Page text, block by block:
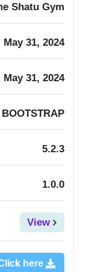
Shatu Gym
May 31, 2024
May 31, 2024
BOOTSTRAP
5.2.3
1.0.0
View
here